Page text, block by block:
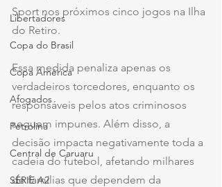
Libertadores
Copa do Brasil
Copa América
Afogados
Petrolina
Central de Caruaru
SÉRIE A2
Sport nos próximos cinco jogos na Ilha
do Retiro.
Essa medida penaliza apenas os
verdadeiros torcedores, enquanto os
responsáveis pelos atos criminosos
seguem impunes. Além disso, a
decisão impacta negativamente toda a
cadeia do futebol, afetando milhares
de famílias que dependem da